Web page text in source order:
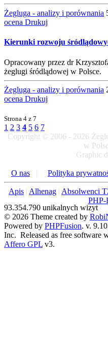
Żegluga - analizy i porównania
ocena Drukuj
Kierunki rozwoju
Opracowany przez dr
żeglugi śródlądowej w Polsce.
Żegluga - analizy i porównania
ocena Drukuj
Strona 4 z 7
1 2 3 4 5 6 7
Copyright © 2006 - 2026
w
Graphic
O nas Polityka
Apis Alhenag Absolwenci
PHP-
93.354.790 unikalnych wizyt
© 2026 Theme created by
Powered by PHPFusion. v.
Inc. Released as free software
Affero GPL v3.